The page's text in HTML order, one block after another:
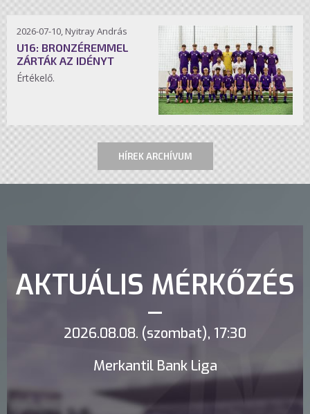
2026-07-10, Nyitray András
U16: BRONZÉREMMEL
ZÁRTÁK AZ IDÉNYT
Értékelő.
HÍREK ARCHÍVUM
AKTUÁLIS MÉRKŐZÉS
2026.08.08. (szombat), 17:30
Merkantil Bank Liga